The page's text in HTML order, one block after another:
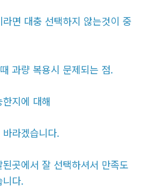
면 대충 선택하지 않는것이 중
과량 복용시 문제되는 점.
지에 대해
라겠습니다.
곳에서 잘 선택하셔서 만족도
다.